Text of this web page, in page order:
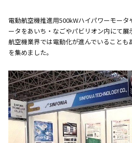
電動航空機推進用500kWハイパワーモー
ータをあいち・なごやパビリオン内にて展
航空機業界では電動化が進んでいることも
を集めました。